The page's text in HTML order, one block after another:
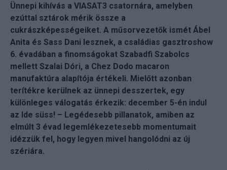
Ünnepi kihívás a VIASAT3 csatornára, amelyben
ezúttal sztárok mérik össze a
cukrászképességeiket. A műsorvezetők ismét Ábel
Anita és Sass Dani lesznek, a családias gasztroshow
6. évadában a finomságokat Szabadfi Szabolcs
mellett Szalai Dóri, a Chez Dodo macaron
manufaktúra alapítója értékeli. Mielőtt azonban
terítékre kerülnek az ünnepi desszertek, egy
különleges válogatás érkezik: december 5-én indul
az Ide süss! – Legédesebb pillanatok, amiben az
elmúlt 3 évad legemlékezetesebb momentumait
idézzük fel, hogy legyen mivel hangolódni az új
szériára.